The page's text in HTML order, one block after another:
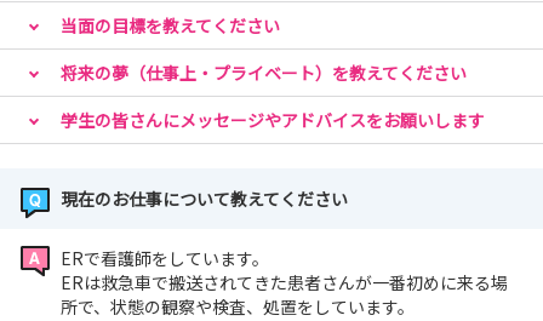
当面の目標を教えてください
将来の夢（仕事上・プライベート）を教えてください
学生の皆さんにメッセージやアドバイスをお願いします
現在のお仕事について教えてください
ERで看護師をしています。
ERは救急車で搬送されてきた患者さんが一番初めに来る場
所で、状態の観察や検査、処置をしています。